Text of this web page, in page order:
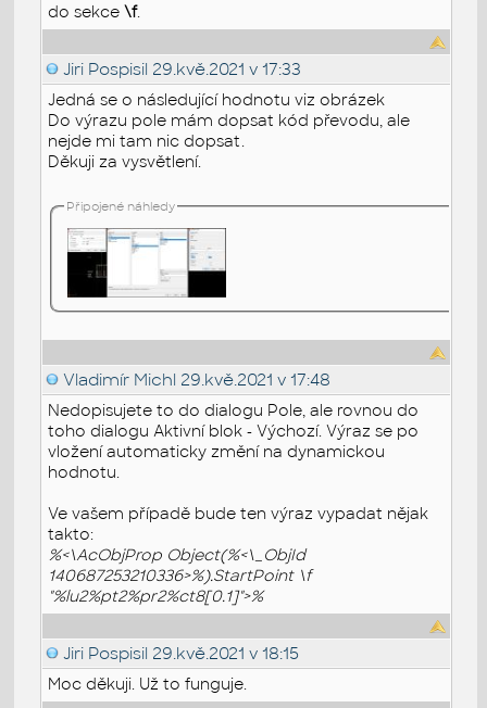
do sekce\f.
Jiri Pospisil 29.kvě.2021 v 17:33
Jedná se o následující hodnotu viz obrázek
Do výrazu pole mám dopsat kód převodu, ale
nejde mi tam nic dopsat.
Děkuji za vysvětlení.
Připojené náhledy
Vladimír Michl 29.kvě.2021 v 17:48
Nedopisujete to do dialogu Pole, ale rovnou do
toho dialogu Aktivní blok - Výchozí. Výraz se po
vložení automaticky změní na dynamickou
hodnotu.
Ve vašem případě bude ten výraz vypadat nějak
takto:
%<\AcObjProp Object(%<\_ObjId
140687253210336>%).StartPoint \f
"%lu2%pt2%pr2%ct8[0.1]">%
Jiri Pospisil 29.kvě.2021 v 18:15
Moc děkuji. Už to funguje.